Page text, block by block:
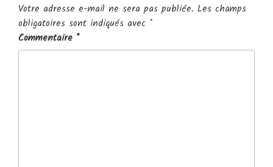
Votre adresse e-mail ne sera pas publiée. Les champs
obligatoires sont indiqués avec *
Commentaire *